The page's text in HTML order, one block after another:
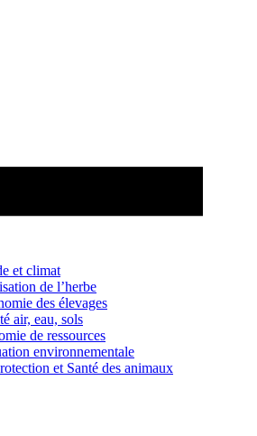
et climat
de l’herbe
des élevages
air, eau, sols
de ressources
environnementale
et Santé des animaux